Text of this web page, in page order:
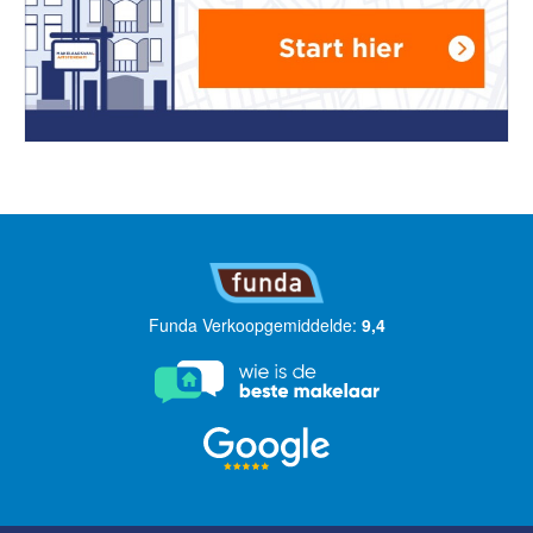
Funda Verkoopgemiddelde: 9,4